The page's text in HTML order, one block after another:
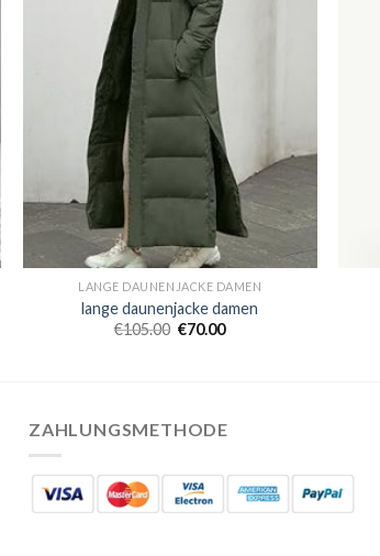
LANGE DAUNENJACKE DAMEN
lange daunenjacke damen
€105.00 €70.00
ZAHLUNGSMETHODE